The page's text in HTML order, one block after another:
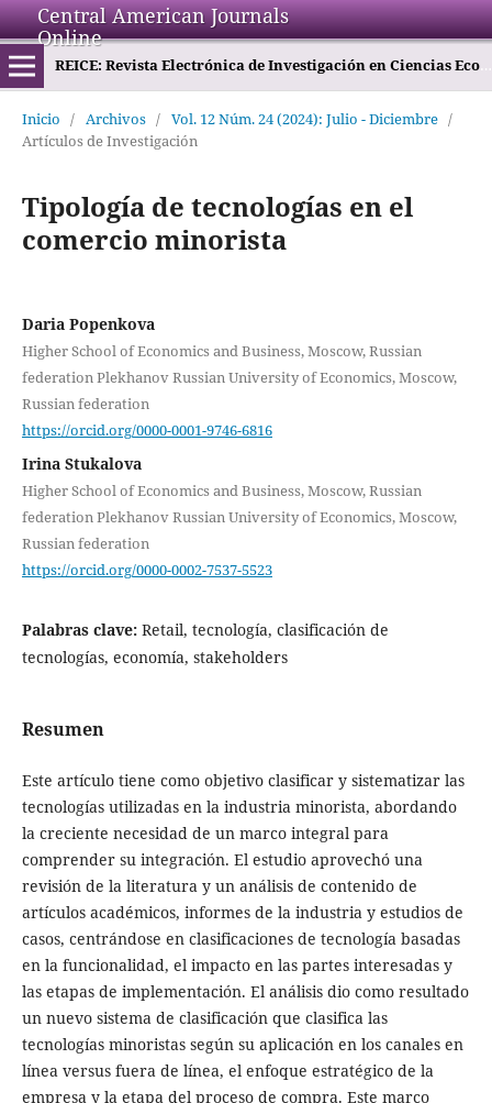
Central American Journals
Online
REICE: Revista Electrónica de Investigación en Ciencias Económicas
Inicio / Archivos / Vol. 12 Núm. 24 (2024): Julio - Diciembre /
Artículos de Investigación
Tipología de tecnologías en el
comercio minorista
Daria Popenkova
Higher School of Economics and Business, Moscow, Russian
federation Plekhanov Russian University of Economics, Moscow,
Russian federation
https://orcid.org/0000-0001-9746-6816
Irina Stukalova
Higher School of Economics and Business, Moscow, Russian
federation Plekhanov Russian University of Economics, Moscow,
Russian federation
https://orcid.org/0000-0002-7537-5523
Palabras clave: Retail, tecnología, clasificación de
tecnologías, economía, stakeholders
Resumen
Este artículo tiene como objetivo clasificar y sistematizar las
tecnologías utilizadas en la industria minorista, abordando
la creciente necesidad de un marco integral para
comprender su integración. El estudio aprovechó una
revisión de la literatura y un análisis de contenido de
artículos académicos, informes de la industria y estudios de
casos, centrándose en clasificaciones de tecnología basadas
en la funcionalidad, el impacto en las partes interesadas y
las etapas de implementación. El análisis dio como resultado
un nuevo sistema de clasificación que clasifica las
tecnologías minoristas según su aplicación en los canales en
línea versus fuera de línea, el enfoque estratégico de la
empresa y la etapa del proceso de compra. Este marco